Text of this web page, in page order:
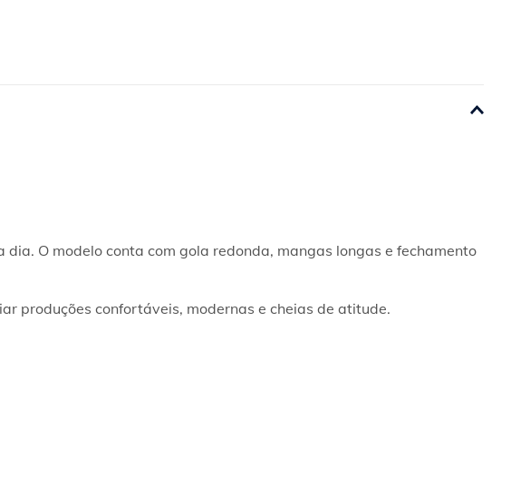
O modelo conta com gola redonda, mangas longas e fechamento
produções confortáveis, modernas e cheias de atitude.